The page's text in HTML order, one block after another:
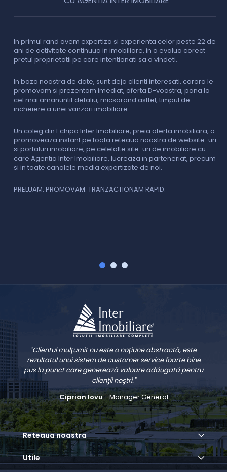
In primul rand avem expertiza si experienta celor peste 22 de
ani de activitate continuua in imobiliare, in a evalua corect
pretul proprietatii pe care intentionati sa o vindeti.
In baza noastra de date, sunt deja clienti interesati, carora le
promovam si prezentam imediat, oferta D-voastra, pana la
cel mai amanuntit detaliu, micsorand astfel, timpul de
incheiere a unei vanzari imobiliare.
Un coleg din Echipa Inter Imobiliare, preia oferta imobiliara, o
promoveaza instant pe toata reteaua noastra de website-uri
si portaluri imobiliare, pe celelalte site-uri de imobiliare cu
care Agentia Inter Imobiliare, lucreaza in parteneriat, precum
si in toate canalele media expertizate de noi.
PRELUAM. PROMOVAM. TRANZACTIONAM RAPID.
"Clientul mulţumit nu este o noţiune abstractă, este
rezultatul unui sistem de customer service foarte bine
pus la punct care generează valoare adăugată pentru
clienţii noştri."
Ciprian Iovu- Manager General
Reteaua noastra
Utile